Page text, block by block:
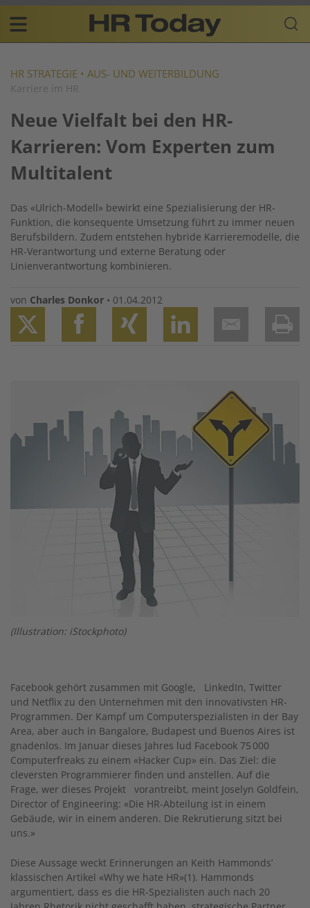
Skip
content
Plattform
für
Resources
navigation
DE
HR STRATEGIE • AUS- UND WEITERBILDUNG
Karriere im HR
Neue Vielfalt bei den HR-
Karrieren: Vom Experten zum
Multitalent
Das «Ulrich-Modell» bewirkt eine Spezialisierung der HR-
Funktion, die konsequente Umsetzung führt zu immer neuen
Berufsbildern. Zudem entstehen hybride Karrieremodelle, die
HR-Verantwortung und externe Beratung oder
Linienverantwortung kombinieren.
von Charles Donkor • 01.04.2012
(Illustration: iStockphoto)
Facebook gehört zusammen mit Google, LinkedIn, Twitter
und Netflix zu den Unternehmen mit den innovativsten HR-
Programmen. Der Kampf um Computerspezialisten in der Bay
Area, aber auch in Bangalore, Budapest und Buenos Aires ist
gnadenlos. Im Januar dieses Jahres lud Facebook 75 000
Computerfreaks zu einem «Hacker Cup» ein. Das Ziel: die
cleversten Programmierer finden und anstellen. Auf die
Frage, wer dieses Projekt vorantreibt, meint Joselyn Goldfein,
Director of Engineering: «Die HR-Abteilung ist in einem
Gebäude, wir in einem anderen. Die Rekrutierung sitzt bei
uns.»
Diese Aussage weckt Erinnerungen an Keith Hammonds’
klassischen Artikel «Why we hate HR»(1). Hammonds
argumentiert, dass es die HR-Spezialisten auch nach 20